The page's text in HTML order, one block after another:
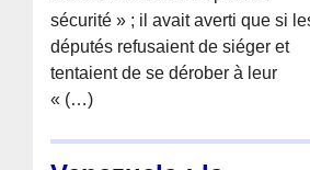
sécurité » ; il avait averti que si
députés refusaient de siéger et
tentaient de se dérober à leur
« (…)